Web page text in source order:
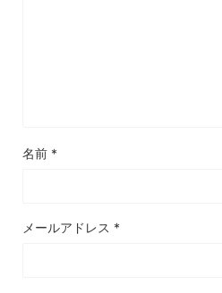
名前 *
メールアドレス *